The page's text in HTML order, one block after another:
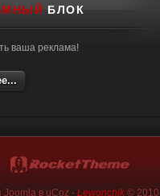
БЛОК
ваша реклама!
Joomla в uCoz - Lewonchik© 2010